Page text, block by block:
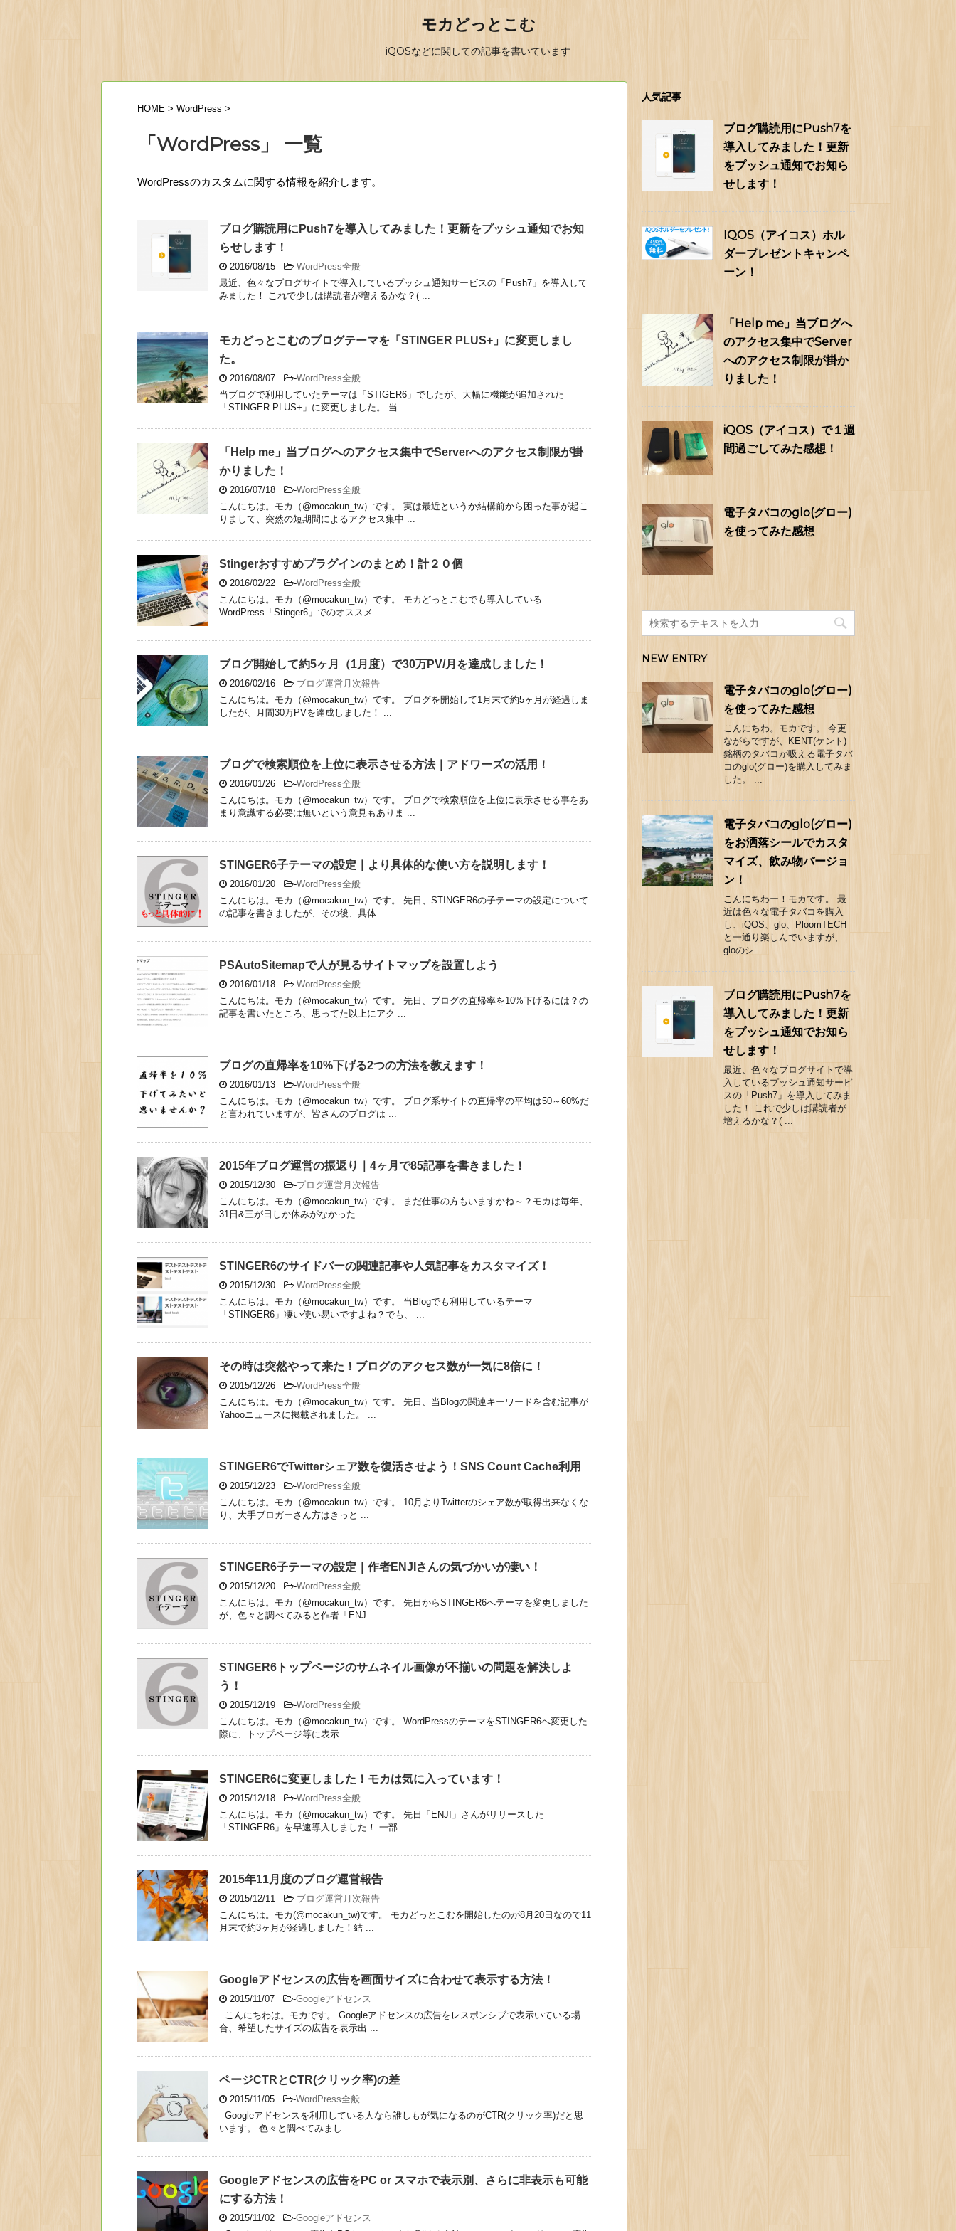
モカどっとこむ
iQOSなどに関しての記事を書いています
HOME > WordPress >
「WordPress」 一覧
WordPressのカスタムに関する情報を紹介します。
ブログ購読用にPush7を導入してみました！更新をプッシュ通知でお知
らせします！
2016/08/15 -WordPress全般
最近、色々なブログサイトで導入しているプッシュ通知サービスの「Push7」を導入して
みました！ これで少しは購読者が増えるかな？( ...
モカどっとこむのブログテーマを「STINGER PLUS+」に変更しまし
た。
2016/08/07 -WordPress全般
当ブログで利用していたテーマは「STIGER6」でしたが、大幅に機能が追加された
「STINGER PLUS+」に変更しました。 当 ...
「Help me」当ブログへのアクセス集中でServerへのアクセス制限が掛
かりました！
2016/07/18 -WordPress全般
こんにちは。モカ（@mocakun_tw）です。 実は最近というか結構前から困った事が起こ
りまして、突然の短期間によるアクセス集中 ...
Stingerおすすめプラグインのまとめ！計２０個
2016/02/22 -WordPress全般
こんにちは。モカ（@mocakun_tw）です。 モカどっとこむでも導入している
WordPress「Stinger6」でのオススメ ...
ブログ開始して約5ヶ月（1月度）で30万PV/月を達成しました！
2016/02/16 -ブログ運営月次報告
こんにちは。モカ（@mocakun_tw）です。 ブログを開始して1月末で約5ヶ月が経過しま
したが、月間30万PVを達成しました！ ...
ブログで検索順位を上位に表示させる方法｜アドワーズの活用！
2016/01/26 -WordPress全般
こんにちは。モカ（@mocakun_tw）です。 ブログで検索順位を上位に表示させる事をあ
まり意識する必要は無いという意見もありま ...
STINGER6子テーマの設定｜より具体的な使い方を説明します！
2016/01/20 -WordPress全般
こんにちは。モカ（@mocakun_tw）です。 先日、STINGER6の子テーマの設定について
の記事を書きましたが、その後、具体 ...
PSAutoSitemapで人が見るサイトマップを設置しよう
2016/01/18 -WordPress全般
こんにちは。モカ（@mocakun_tw）です。 先日、ブログの直帰率を10%下げるには？の
記事を書いたところ、思ってた以上にアク ...
ブログの直帰率を10%下げる2つの方法を教えます！
2016/01/13 -WordPress全般
こんにちは。モカ（@mocakun_tw）です。 ブログ系サイトの直帰率の平均は50～60%だ
と言われていますが、皆さんのブログは ...
2015年ブログ運営の振返り｜4ヶ月で85記事を書きました！
2015/12/30 -ブログ運営月次報告
こんにちは。モカ（@mocakun_tw）です。 まだ仕事の方もいますかね～？モカは毎年、
31日&三が日しか休みがなかった ...
STINGER6のサイドバーの関連記事や人気記事をカスタマイズ！
2015/12/30 -WordPress全般
こんにちは。モカ（@mocakun_tw）です。 当Blogでも利用しているテーマ
「STINGER6」凄い使い易いですよね？でも、 ...
その時は突然やって来た！ブログのアクセス数が一気に8倍に！
2015/12/26 -WordPress全般
こんにちは。モカ（@mocakun_tw）です。 先日、当Blogの関連キーワードを含む記事が
Yahooニュースに掲載されました。 ...
STINGER6でTwitterシェア数を復活させよう！SNS Count Cache利用
2015/12/23 -WordPress全般
こんにちは。モカ（@mocakun_tw）です。 10月よりTwitterのシェア数が取得出来なくな
り、大手ブロガーさん方はきっと ...
STINGER6子テーマの設定｜作者ENJIさんの気づかいが凄い！
2015/12/20 -WordPress全般
こんにちは。モカ（@mocakun_tw）です。 先日からSTINGER6へテーマを変更しました
が、色々と調べてみると作者「ENJ ...
STINGER6トップページのサムネイル画像が不揃いの問題を解決しよ
う！
2015/12/19 -WordPress全般
こんにちは。モカ（@mocakun_tw）です。 WordPressのテーマをSTINGER6へ変更した
際に、トップページ等に表示 ...
STINGER6に変更しました！モカは気に入っています！
2015/12/18 -WordPress全般
こんにちは。モカ（@mocakun_tw）です。 先日「ENJI」さんがリリースした
「STINGER6」を早速導入しました！ 一部 ...
2015年11月度のブログ運営報告
2015/12/11 -ブログ運営月次報告
こんにちは。モカ(@mocakun_tw)です。 モカどっとこむを開始したのが8月20日なので11
月末で約3ヶ月が経過しました！結 ...
Googleアドセンスの広告を画面サイズに合わせて表示する方法！
2015/11/07 -Googleアドセンス
こんにちわは。モカです。 Googleアドセンスの広告をレスポンシブで表示いている場
合、希望したサイズの広告を表示出 ...
ページCTRとCTR(クリック率)の差
2015/11/05 -WordPress全般
Googleアドセンスを利用している人なら誰しもが気になるのがCTR(クリック率)だと思
います。 色々と調べてみまし ...
Googleアドセンスの広告をPC or スマホで表示別、さらに非表示も可能
にする方法！
2015/11/02 -Googleアドセンス
人気記事
ブログ購読用にPush7を
導入してみました！更新
をプッシュ通知でお知ら
せします！
IQOS（アイコス）ホル
ダープレゼントキャンペ
ーン！
「Help me」当ブログへ
のアクセス集中でServer
へのアクセス制限が掛か
りました！
iQOS（アイコス）で１週
間過ごしてみた感想！
電子タバコのglo(グロー)
を使ってみた感想
NEW ENTRY
電子タバコのglo(グロー)
を使ってみた感想
こんにちわ。モカです。 今更
ながらですが、KENT(ケント)
銘柄のタバコが吸える電子タバ
コのglo(グロー)を購入してみま
した。 ...
電子タバコのglo(グロー)
をお洒落シールでカスタ
マイズ、飲み物バージョ
ン！
こんにちわー！モカです。 最
近は色々な電子タバコを購入
し、iQOS、glo、PloomTECH
と一通り楽しんでいますが、
gloのシ ...
ブログ購読用にPush7を
導入してみました！更新
をプッシュ通知でお知ら
せします！
最近、色々なブログサイトで導
入しているプッシュ通知サービ
スの「Push7」を導入してみま
した！ これで少しは購読者が
増えるかな？( ...